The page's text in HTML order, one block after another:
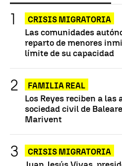
CRISIS MIGRATORIA
Las comunidades
reparto de menores
límite de su capacidad
FAMILIA REAL
Los Reyes reciben a las
sociedad civil de
Marivent
CRISIS MIGRATORIA